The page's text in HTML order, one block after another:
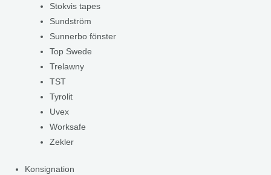
Stokvis tapes
Sundström
Sunnerbo fönster
Top Swede
Trelawny
TST
Tyrolit
Uvex
Worksafe
Zekler
Konsignation